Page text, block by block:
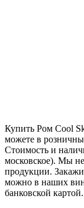
Купить Ром Cool
можете в
Стоимость и
московское). Мы
продукции.
можно в наших
банковской картой.